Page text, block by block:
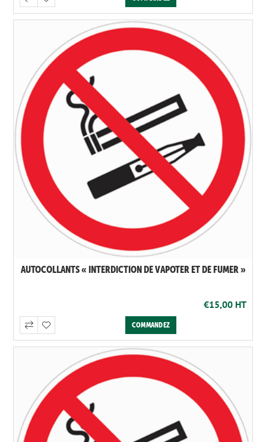
AUTOCOLLANTS « INTERDICTION DE VAPOTER ET DE FUMER »
€15,00 HT